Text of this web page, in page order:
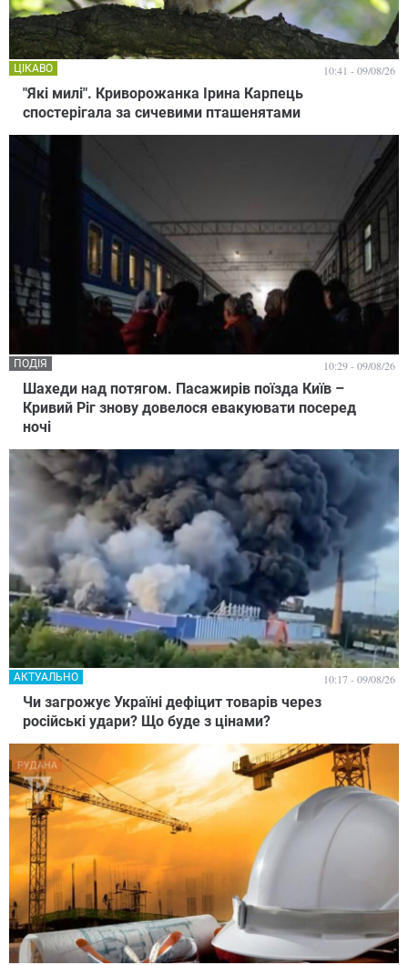
"Які милі". Криворожанка Ірина Карпець
спостерігала за сичевими пташенятами
ЦІКАВО 10:41 - 09/08/26
Шахеди над потягом. Пасажирів поїзда Київ –
Кривий Ріг знову довелося евакуювати посеред
ночі
ПОДІЯ 10:29 - 09/08/26
Чи загрожує Україні дефіцит товарів через
російські удари? Що буде з цінами?
АКТУАЛЬНО 10:17 - 09/08/26